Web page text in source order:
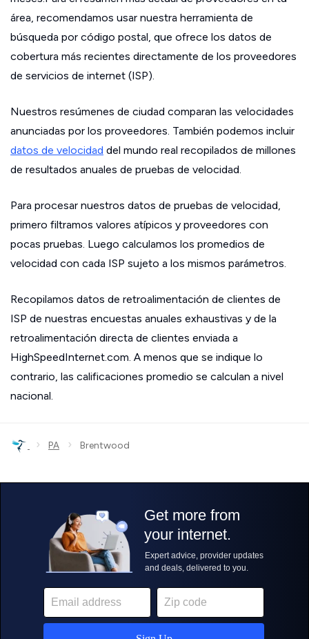
área, recomendamos usar nuestra herramienta de
búsqueda por código postal, que ofrece los datos de
cobertura más recientes directamente de los proveedores
de servicios de internet (ISP).
Nuestros resúmenes de ciudad comparan las velocidades
anunciadas por los proveedores. También podemos incluir
datos de velocidad del mundo real recopilados de millones
de resultados anuales de pruebas de velocidad.
Para procesar nuestros datos de pruebas de velocidad,
primero filtramos valores atípicos y proveedores con
pocas pruebas. Luego calculamos los promedios de
velocidad con cada ISP sujeto a los mismos parámetros.
Recopilamos datos de retroalimentación de clientes de
ISP de nuestras encuestas anuales exhaustivas y de la
retroalimentación directa de clientes enviada a
HighSpeedInternet.com. A menos que se indique lo
contrario, las calificaciones promedio se calculan a nivel
nacional.
› PA › Brentwood